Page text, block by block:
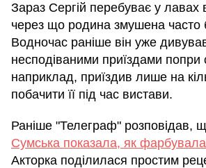
Зараз Сергій перебуває у лавах
через що родина змушена часто
Водночас раніше він уже
несподіваними приїздами
наприклад, приїздив лише на
побачити її під час вистави.
Раніше "Телеграф" розповідав,
Сумська показала, як
Акторка поділилася простим